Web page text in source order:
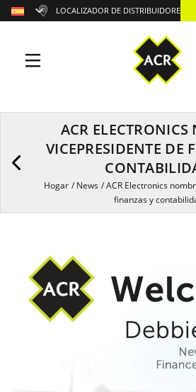
ACR
VICEPRESIDENTE DE
Hogar /News /ACR Electronics
finanzas y
LOCALIZADOR DE DISTRIBUIDORES